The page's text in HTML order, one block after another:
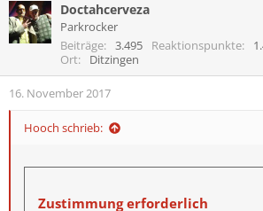
Drittanbieter-Cookies akzeptieren
externen Anbieters (z. B. von YouTube oder
Doctahcerveza
Parkrocker
Beiträge
3.495 Reaktionspunkte
Ort
Ditzingen
16. November 2017
Hooch schrieb:
Zustimmung erforderlich